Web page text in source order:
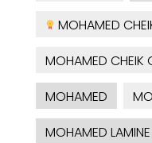
MOHAMED
MOHAMED CHEIK
MOHAMED
MOHAMED LAMINE